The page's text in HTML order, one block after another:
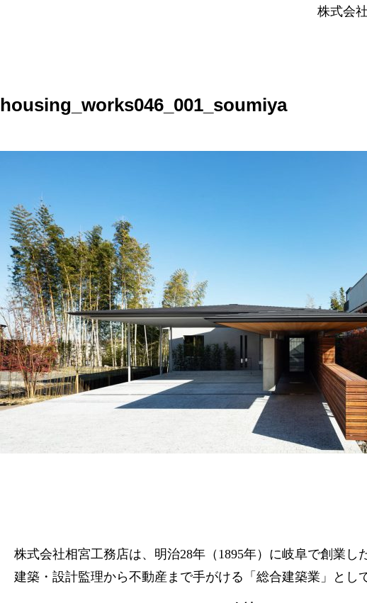
株式会
housing_works046_001_soumiya
株式会社相宮工務店は、 明治28年（1895年）に岐阜で創業し
建築・設計監理から不動産まで手がける「総合建築業」とし